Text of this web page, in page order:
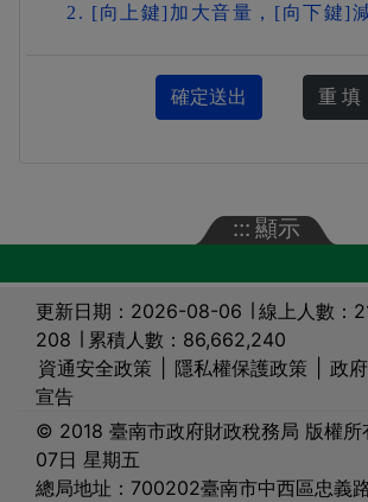
[向上鍵]加大音量，[向下鍵]
::: 顯示
更新日期：2026-08-06 ∣ 線上人數：
208 ∣ 累積人數：86,662,240
資通安全政策
隱私權保護政策
政
宣告
© 2018 臺南市政府財政稅務局 版權
07日 星期五
總局地址：700202臺南市中西區忠義